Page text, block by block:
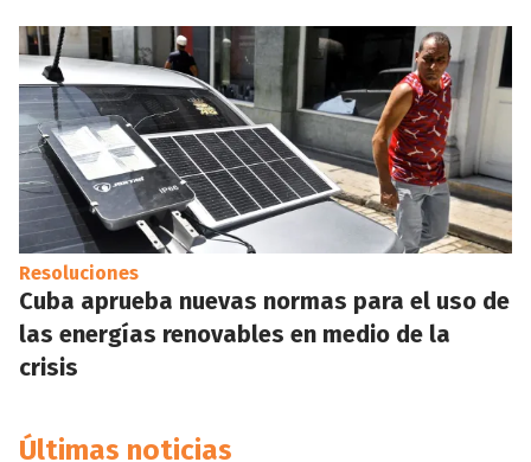
Resoluciones
Cuba aprueba nuevas normas para el uso de
las energías renovables en medio de la
crisis
Últimas noticias